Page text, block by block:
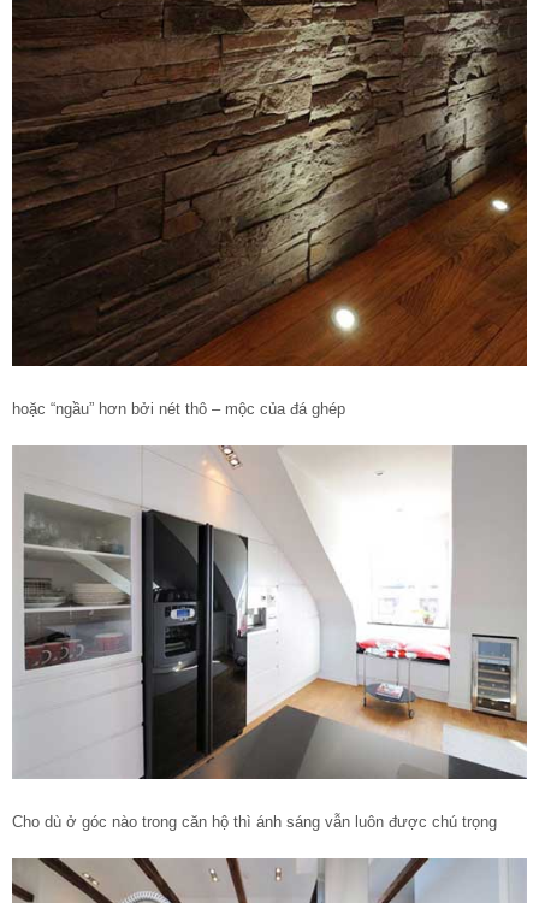
hoặc “ngầu” hơn bởi nét thô – mộc của đá ghép
Cho dù ở góc nào trong căn hộ thì ánh sáng vẫn luôn được chú trọng